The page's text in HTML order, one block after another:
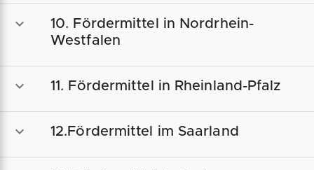
10. Fördermittel in Nordrhein-
Westfalen
11. Fördermittel in Rheinland-Pfalz
12.Fördermittel im Saarland